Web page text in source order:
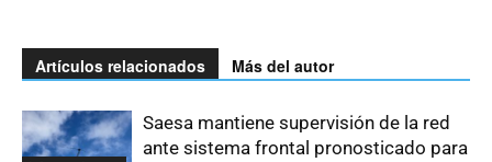
Artículos relacionados Más del autor
Saesa mantiene supervisión de la red
ante sistema frontal pronosticado para